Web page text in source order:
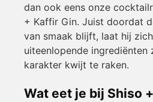
dan ook eens onze
+ Kaffir Gin. Juist doordat
van smaak blijft, laat hij
uiteenlopende ingrediënten
karakter kwijt te raken.
Wat eet je bij Shiso